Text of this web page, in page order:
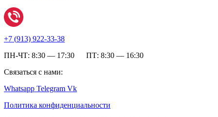
+7 (913) 922-33-38
ПН-ЧТ: 8:30 — 17:30 ПТ: 8:30 — 16:30
Связаться с нами:
Whatsapp Telegram Vk
Политика конфиденциальности